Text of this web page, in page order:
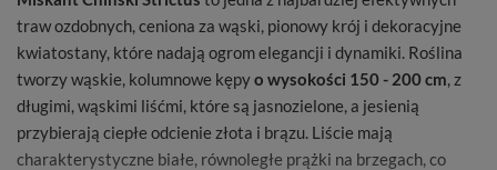
traw ozdobnych, ceniona za wąski, pionowy krój i dekoracyjne
kwiatostany, które nadają ogrom elegancji i dynamiki. Roślina
tworzy wąskie, kolumnowe kępyo wysokości 150 - 200 cm, z
długimi, wąskimi liśćmi, które są jasnozielone, a jesienią
przybierają ciepłe odcienie złota i brązu. Liście mają
charakterystyczne białe, równoległe prążki na brzegach, co